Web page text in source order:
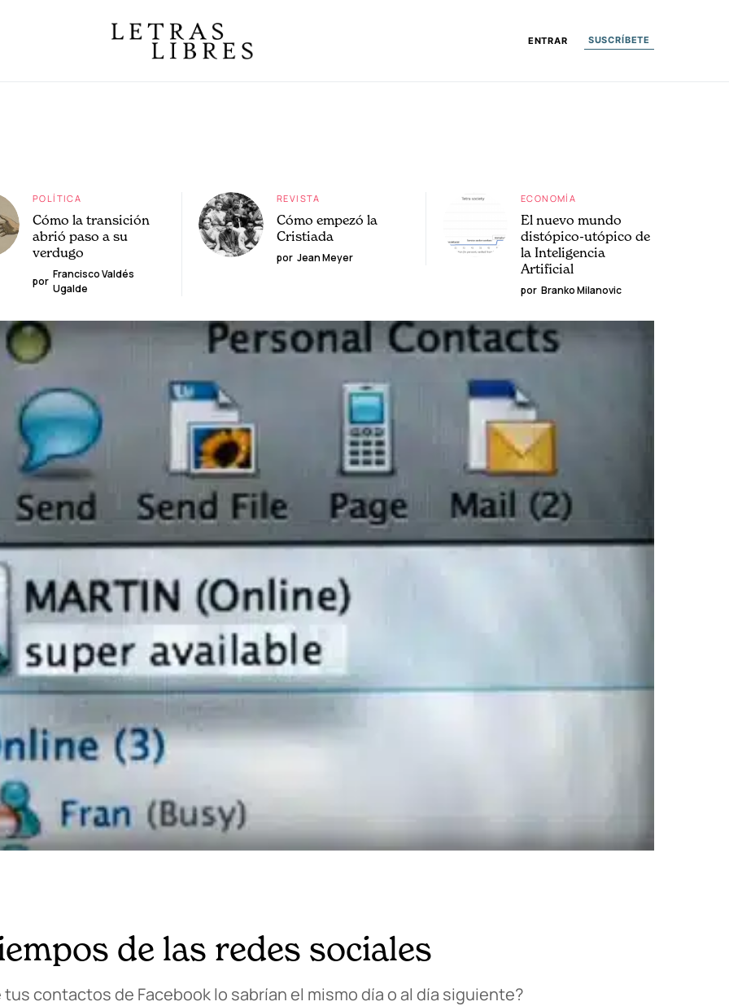
ENTRAR SUSCRÍBETE
POLÍTICA
Cómo la transición
abrió paso a su
verdugo
por
Francisco Valdés
Ugalde
REVISTA
Cómo empezó la
Cristiada
por Jean Meyer
ECONOMÍA
El nuevo mundo
distópico-utópico de
la Inteligencia
Artificial
por Branko Milanovic
de las redes sociales
contactos de Facebook lo sabrían el mismo día o al día siguiente?